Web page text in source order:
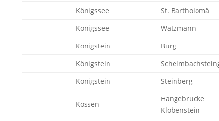
Königssee
St. Bartholomä
Königssee
Watzmann
Königstein
Burg
Königstein
Königstein
Steinberg
Kössen
Hängebrücke
Klobenstein